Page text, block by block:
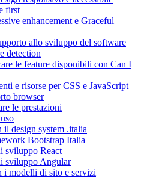
first
enhancement e Graceful
allo sviluppo del software
detection
le feature disponibili con Can I
e risorse per CSS e JavaScript
browser
le prestazioni
il design system .italia
Bootstrap Italia
sviluppo React
sviluppo Angular
i modelli di sito e servizi